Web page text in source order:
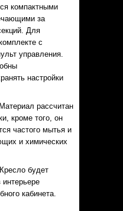
компактными
за
Для
с
управления.
настройки
рассчитан
кроме того, он
частого мытья и
и химических
будет
кабинета.